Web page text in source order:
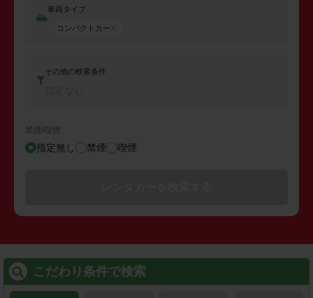
車両タイプ
コンパクトカー
その他の検索条件
禁煙/喫煙
指定無し 禁煙 喫煙
こだわり条件で検索